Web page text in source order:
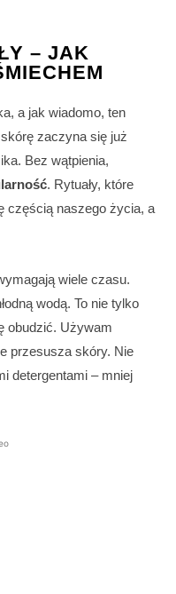
– JAK
a jak wiadomo, ten
zaczyna się już
Bez wątpienia,
. Rytuały, które
częścią naszego życia, a
wiele czasu.
wodą. To nie tylko
obudzić. Używam
przesusza skóry. Nie
detergentami – mniej